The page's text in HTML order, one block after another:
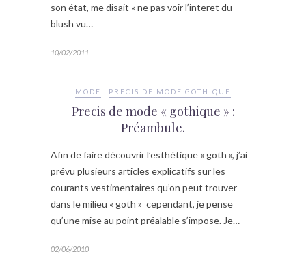
son état, me disait « ne pas voir l’interet du
blush vu…
10/02/2011
MODE PRECIS DE MODE GOTHIQUE
Precis de mode « gothique » :
Préambule.
Afin de faire découvrir l’esthétique « goth », j’ai
prévu plusieurs articles explicatifs sur les
courants vestimentaires qu’on peut trouver
dans le milieu « goth » cependant, je pense
qu’une mise au point préalable s’impose. Je…
02/06/2010